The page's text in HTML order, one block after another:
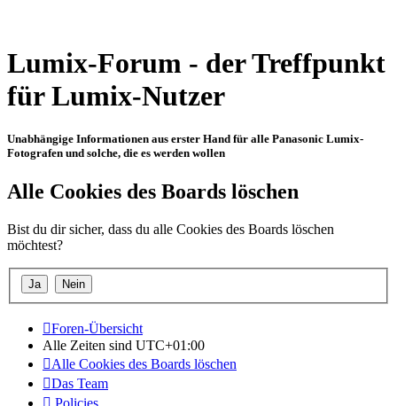
Lumix-Forum - der Treffpunkt
für Lumix-Nutzer
Unabhängige Informationen aus erster Hand für alle Panasonic Lumix-
Fotografen und solche, die es werden wollen
Alle Cookies des Boards löschen
Bist du dir sicher, dass du alle Cookies des Boards löschen
möchtest?
Foren-Übersicht
Alle Zeiten sind UTC+01:00
Alle Cookies des Boards löschen
Das Team
Policies